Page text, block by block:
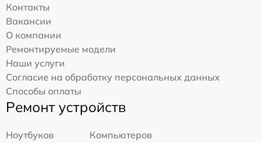
Контакты
Вакансии
О компании
Ремонтируемые модели
Наши услуги
Согласие на обработку персональных данных
Способы оплаты
Ремонт устройств
Ноутбуков
Компьютеров